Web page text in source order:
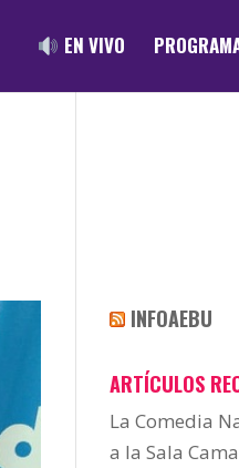
EN VIVO
INFOAEBU
ARTÍCULOS
La Comedia
a la Sala